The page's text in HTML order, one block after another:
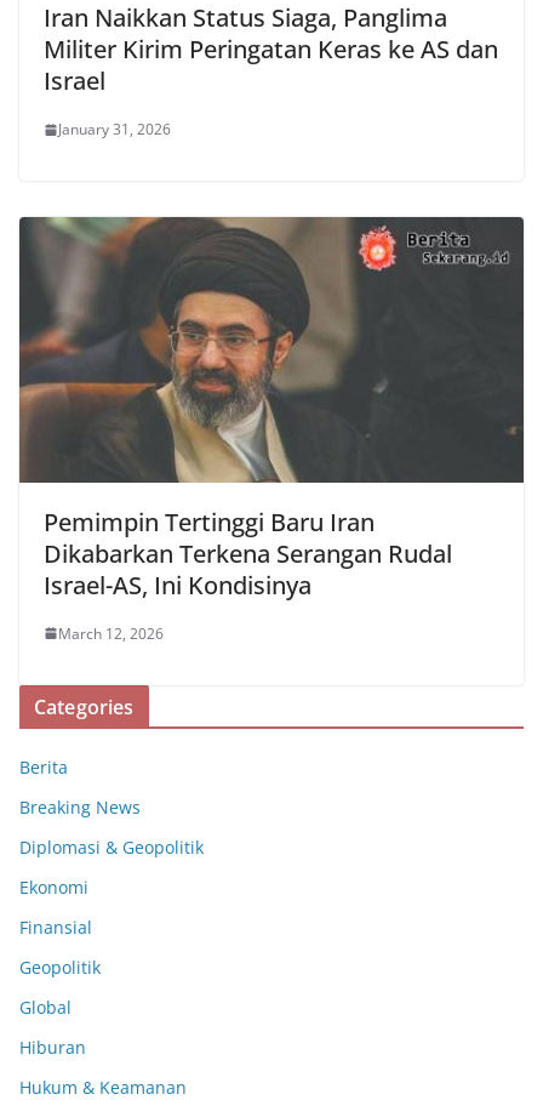
Iran Naikkan Status Siaga, Panglima
Militer Kirim Peringatan Keras ke AS dan
Israel
January 31, 2026
Pemimpin Tertinggi Baru Iran
Dikabarkan Terkena Serangan Rudal
Israel-AS, Ini Kondisinya
March 12, 2026
Categories
Berita
Breaking News
Diplomasi & Geopolitik
Ekonomi
Finansial
Geopolitik
Global
Hiburan
Hukum & Keamanan